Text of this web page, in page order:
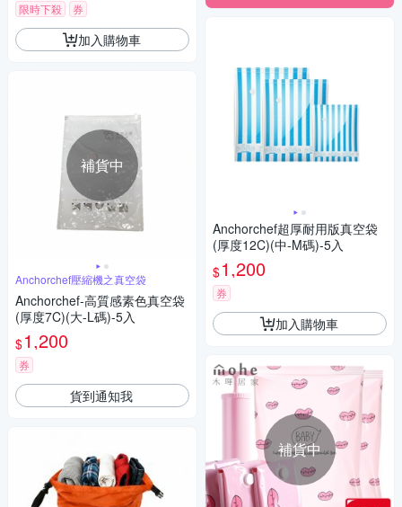
限時下殺 券
加入購物車
補貨中
Anchorchef壓縮機之真空袋
Anchorchef-高質感素色真空袋
(厚度7C)(大-L碼)-5入
$1,200
券
貨到通知我
Anchorchef超厚耐用版真空袋
(厚度12C)(中-M碼)-5入
$1,200
券
加入購物車
補貨中